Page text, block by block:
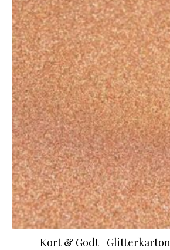
Kort & Godt |